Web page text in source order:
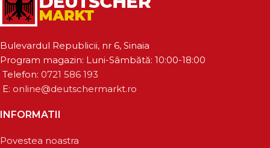
Bulevardul Republicii, nr 6, Sinaia
Program magazin: Luni-Sâmbătă: 10:00-18:00
Telefon: 0721 586 193
E: online@deutschermarkt.ro
INFORMATII
Povestea noastra